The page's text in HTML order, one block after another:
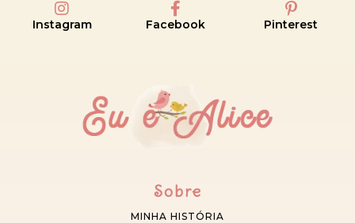
Instagram Facebook Pinterest
Sobre
MINHA HISTÓRIA